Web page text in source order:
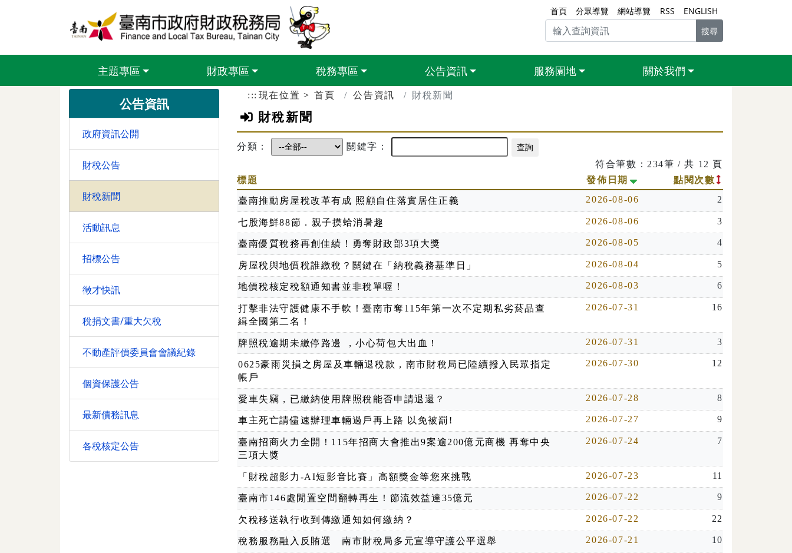
首頁 分眾導覽 網站導覽 RSS
ENGLISH
搜尋
主題專區 財政專區 稅務專區 公告資訊 服務園地 關於我們
公告資訊
政府資訊公開
財稅公告
財稅新聞
活動訊息
招標公告
徵才快訊
稅捐文書/重大欠稅
不動產評價委員會會議紀錄
個資保護公告
最新債務訊息
各稅核定公告
::: 現在位置 首頁 公告資訊 財稅新聞
財稅新聞
分類：
關鍵字：
符合筆數：234筆 / 共 12 頁
標題
發佈日期 點閱次數
臺南推動房屋稅改革有成 照顧自住落實居住正義 2026-08-06 2
七股海鮮88節．親子摸蛤消暑趣 2026-08-06 3
臺南優質稅務再創佳績！勇奪財政部3項大獎 2026-08-05 4
房屋稅與地價稅誰繳稅？關鍵在「納稅義務基準日」 2026-08-04 5
地價稅核定稅額通知書並非稅單喔！ 2026-08-03 6
打擊非法守護健康不手軟！臺南市奪115年第一次不定期私劣菸品查
緝全國第二名！
2026-07-31 16
牌照稅逾期未繳停路邊 ，小心荷包大出血！ 2026-07-31 3
0625豪雨災損之房屋及車輛退稅款，南市財稅局已陸續撥入民眾指定
帳戶
2026-07-30 12
愛車失竊，已繳納使用牌照稅能否申請退還？ 2026-07-28 8
車主死亡請儘速辦理車輛過戶再上路 以免被罰! 2026-07-27 9
臺南招商火力全開！115年招商大會推出9案逾200億元商機 再奪中央
三項大獎
2026-07-24 7
「財稅超影力-AI短影音比賽」高額獎金等您來挑戰 2026-07-23 11
臺南市146處閒置空間翻轉再生！節流效益達35億元 2026-07-22 9
欠稅移送執行收到傳繳通知如何繳納？ 2026-07-22 22
稅務服務融入反賄選 南市財稅局多元宣導守護公平選舉 2026-07-21 10